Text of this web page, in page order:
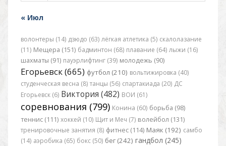
« Июл
волонтеры (14) дзюдо (63) лёгкая атлетика (5) скалолазание
(11) Мещера (151) бадминтон (68) плавание (64) лыжи (16)
шахматы (91) пауэрлифтинг (39) молодежь (90)
Егорьевск (665) футбол (210) вольтижировка (40)
студенческая весна (8) танцы (56) спартакиада (20) ДС
Егорьевск (6) Виктория (482) ВОИ (61)
соревнования (799) Конина (60) борьба (98)
теннис (111) хоккей (10) Щит и Меч (7) волейбол (131)
тренировочные занятия (8) фитнес (114) Маяк (192) самбо
(14) аэробика (65) бокс (50) бег (242) гандбол (245)